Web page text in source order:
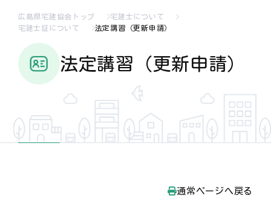
広島県宅建協会トップ
宅建士について
宅建士証について
法定講習（更新申請）
法定講習（更新申請）
通常ページへ戻る